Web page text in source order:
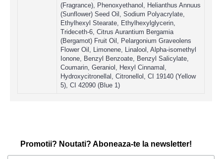
(Fragrance), Phenoxyethanol, Helianthus Annuus
(Sunflower) Seed Oil, Sodium Polyacrylate,
Ethylhexyl Stearate, Ethylhexylglycerin,
Trideceth-6, Citrus Aurantium Bergamia
(Bergamot) Fruit Oil, Pelargonium Graveolens
Flower Oil, Limonene, Linalool, Alpha-isomethyl
Ionone, Benzyl Benzoate, Benzyl Salicylate,
Coumarin, Geraniol, Hexyl Cinnamal,
Hydroxycitronellal, Citronellol, CI 19140 (Yellow
5), CI 42090 (Blue 1)
Promotii? Noutati? Aboneaza-te la newsletter!